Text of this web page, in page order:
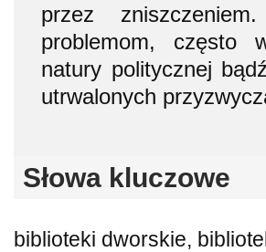
przez
problemom, często
natury politycznej
utrwalonych
Słowa kluczowe
biblioteki dworskie,